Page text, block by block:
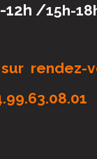
12h /15h-
rendez-